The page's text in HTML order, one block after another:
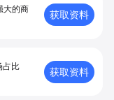
⼤的商
获取资料
占比
获取资料